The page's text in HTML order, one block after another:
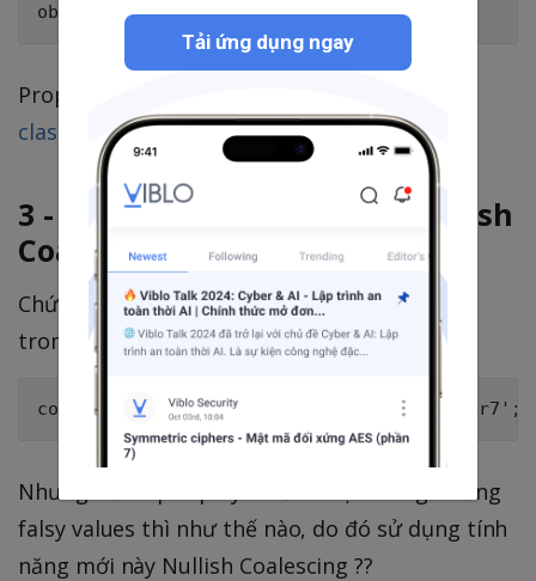
Proposal:
class-fields
3 - undefined javascript - Nullish
Coalescing ??
Chức năng này giống như set default value
trong es6 vậy thôi, cụ thể sẽ như thế này.
Nhưng nếu input.player sẽ là một trong những
falsy values thì như thế nào, do đó sử dụng tính
năng mới này Nullish Coalescing ??
Tải ứng dụng ngay